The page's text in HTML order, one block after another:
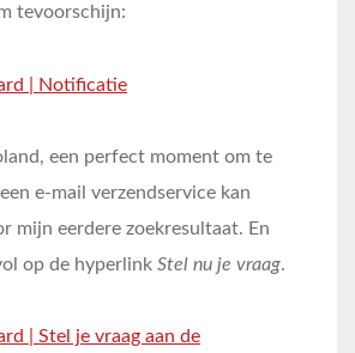
tevoorschijn:
een perfect moment om te
e-mail verzendservice kan
mijn eerdere zoekresultaat. En
op de hyperlink Stel nu je vraag.